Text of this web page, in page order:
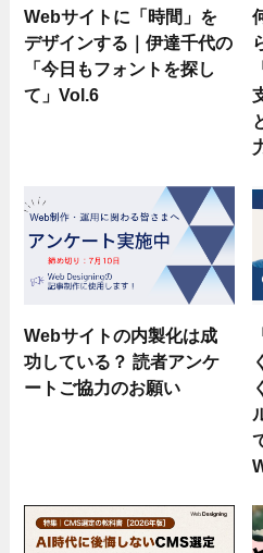
Webサイトに「時間」を
デザインする｜伊達千代の
「今日もフォントを探し
て」Vol.6
Webサイトの内製化は成
功している？ 読者アンケ
ートご協力のお願い